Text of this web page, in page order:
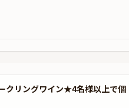
クリングワイン★4名様以上で個